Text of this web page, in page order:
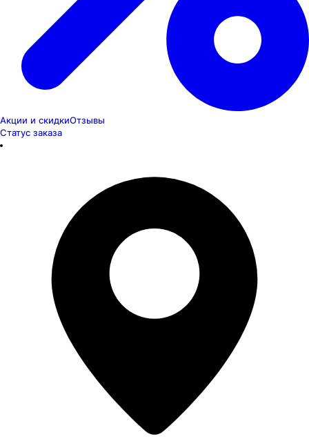
Акции и скидкиОтзывы
Статус заказа